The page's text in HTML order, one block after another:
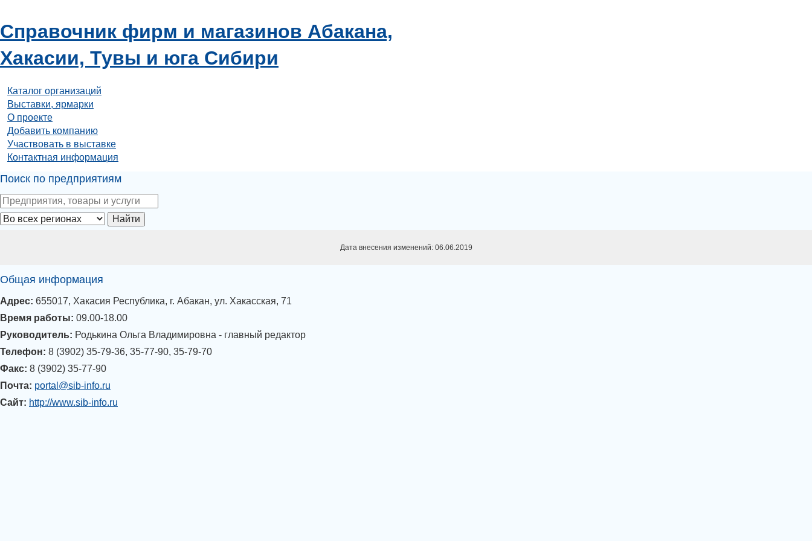
Справочник фирм и магазинов Абакана,
Хакасии, Тувы и юга Сибири
Каталог организаций
Выставки, ярмарки
О проекте
Добавить компанию
Участвовать в выставке
Контактная информация
Поиск по предприятиям
Найти
Дата внесения изменений: 06.06.2019
Общая информация
Адрес: 655017, Хакасия Республика, г. Абакан, ул. Хакасская, 71
Время работы: 09.00-18.00
Руководитель: Родькина Ольга Владимировна - главный редактор
Телефон: 8 (3902) 35-79-36, 35-77-90, 35-79-70
Факс: 8 (3902) 35-77-90
Почта: portal@sib-info.ru
Сайт: http://www.sib-info.ru